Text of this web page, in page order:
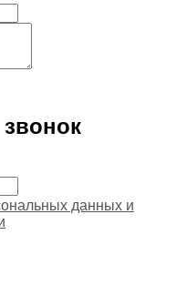
данных и